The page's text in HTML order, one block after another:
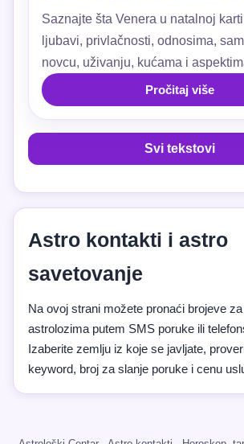
Saznajte šta Venera u natalnoj
ljubavi, privlačnosti, odnosima,
novcu, uživanju, kućama i
Pročitaj više
Svi tekstovi
Astro kontakti i astro
savetovanje
Na ovoj strani možete pronaći brojeve
astrolozima putem SMS poruke ili
Izaberite zemlju iz koje se javljate,
keyword, broj za slanje poruke i cenu